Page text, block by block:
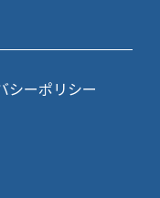
シーポリシー